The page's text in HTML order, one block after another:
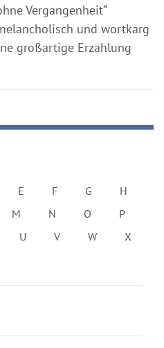
Vergangenheit“
und wortkarg
großartige Erzählung
E F G
H
M N O
P
U V W
X